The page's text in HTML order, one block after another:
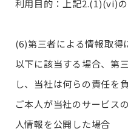
利用目的：上記2.(1)(vi)の
(6)第三者による情報取得
以下に該当する場合、第
し、当社は何らの責任を
ご本人が当社のサービス
人情報を公開した場合